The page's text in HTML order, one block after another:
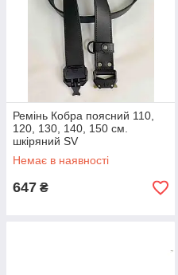
Ремінь Кобра поясний 110,
120, 130, 140, 150 см.
шкіряний SV
Немає в наявності
647 ₴